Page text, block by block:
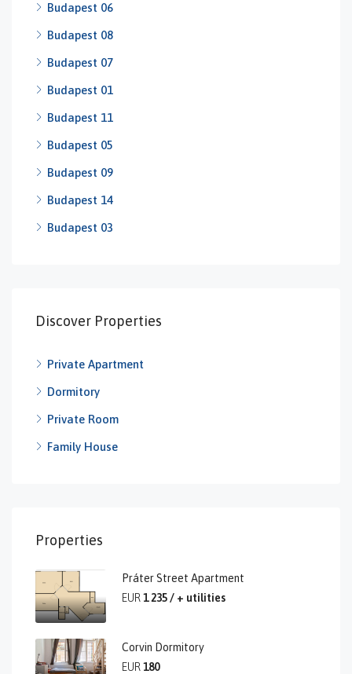
Budapest 06
Budapest 08
Budapest 07
Budapest 01
Budapest 11
Budapest 05
Budapest 09
Budapest 14
Budapest 03
Discover Properties
Private Apartment
Dormitory
Private Room
Family House
Properties
Práter Street Apartment
EUR1 235 / + utilities
Corvin Dormitory
EUR180